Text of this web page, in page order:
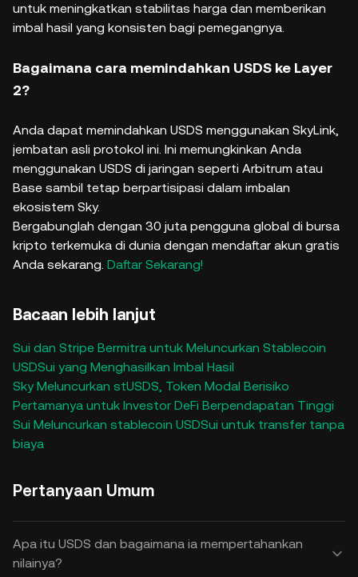
untuk meningkatkan stabilitas harga dan memberikan
imbal hasil yang konsisten bagi pemegangnya.
Bagaimana cara memindahkan USDS ke Layer
2?
Anda dapat memindahkan USDS menggunakan SkyLink,
jembatan asli protokol ini. Ini memungkinkan Anda
menggunakan USDS di jaringan seperti Arbitrum atau
Base sambil tetap berpartisipasi dalam imbalan
ekosistem Sky.
Bergabunglah dengan 30 juta pengguna global di bursa
kripto terkemuka di dunia dengan mendaftar akun gratis
Anda sekarang. Daftar Sekarang!
Bacaan lebih lanjut
Sui dan Stripe Bermitra untuk Meluncurkan Stablecoin
USDSui yang Menghasilkan Imbal Hasil
Sky Meluncurkan stUSDS, Token Modal Berisiko
Pertamanya untuk Investor DeFi Berpendapatan Tinggi
Sui Meluncurkan stablecoin USDSui untuk transfer tanpa
biaya
Pertanyaan Umum
Apa itu USDS dan bagaimana ia mempertahankan
nilainya?